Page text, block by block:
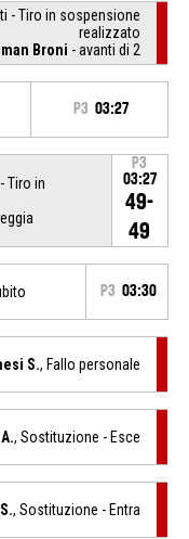
- Tiro in sospensione
realizzato
Broni - avanti di 2
P3 03:27
Tiro in
P3
03:27
49-
49
P3 03:30
S., Fallo personale
, Sostituzione - Esce
, Sostituzione - Entra